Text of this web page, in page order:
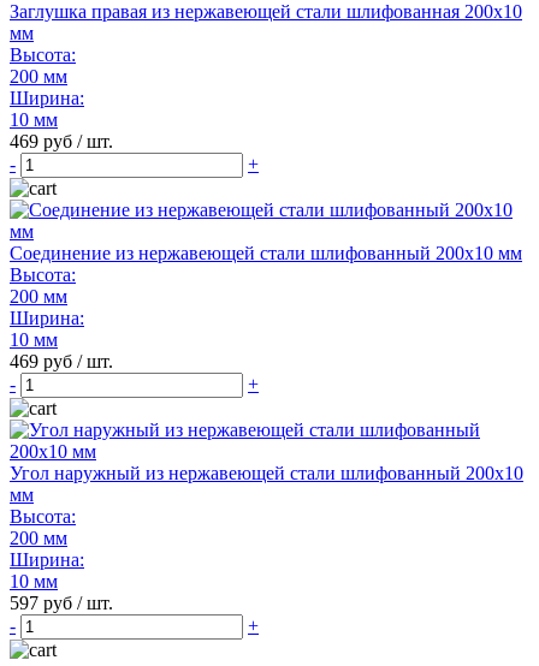
Заглушка правая из нержавеющей стали шлифованная 200х10
мм
Высота:
200 мм
Ширина:
10 мм
469 руб / шт.
-
+
Соединение из нержавеющей стали шлифованный 200х10 мм
Высота:
200 мм
Ширина:
10 мм
469 руб / шт.
-
+
Угол наружный из нержавеющей стали шлифованный 200х10
мм
Высота:
200 мм
Ширина:
10 мм
597 руб / шт.
-
+